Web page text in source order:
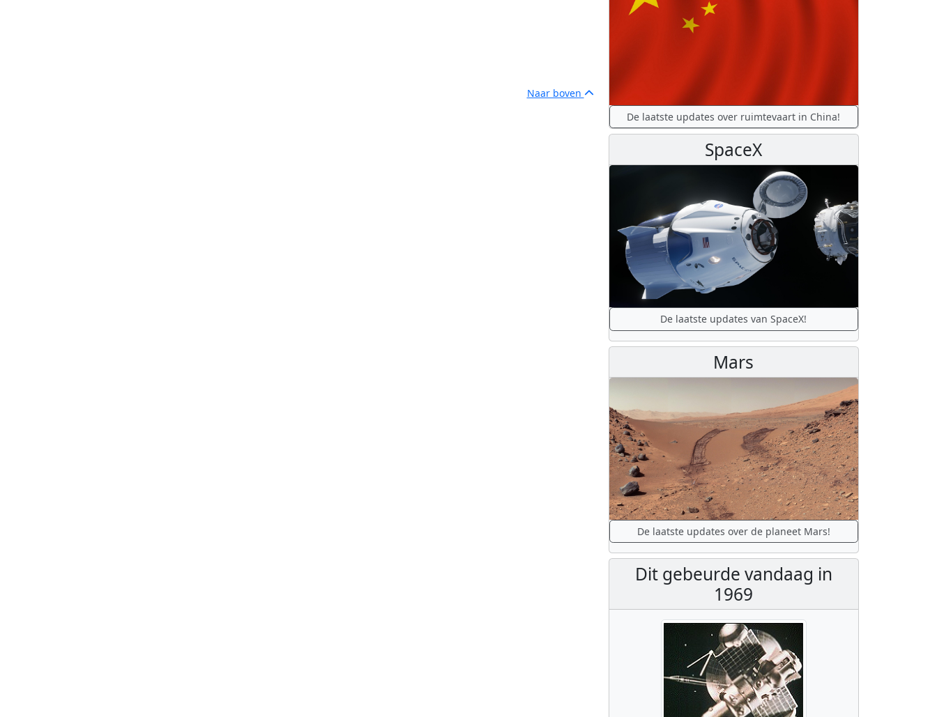
Naar boven
De laatste updates over ruimtevaart in China!
SpaceX
De laatste updates van SpaceX!
Mars
De laatste updates over de planeet Mars!
Dit gebeurde vandaag in
1969